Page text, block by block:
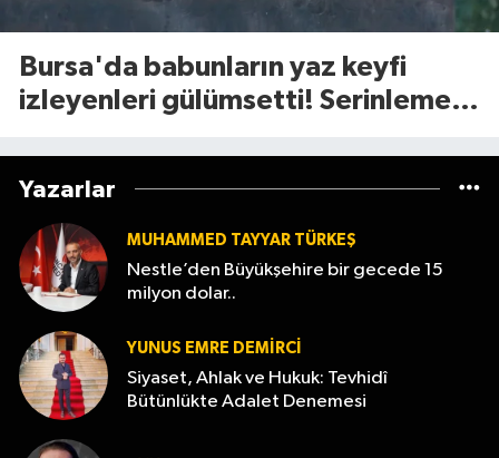
Bursa'da babunların yaz keyfi
izleyenleri gülümsetti! Serinleme
Yazarlar
MUHAMMED TAYYAR TÜRKEŞ
Nestle’den Büyükşehire bir gecede 15
milyon dolar..
YUNUS EMRE DEMIRCI
Siyaset, Ahlak ve Hukuk: Tevhidî
Bütünlükte Adalet Denemesi